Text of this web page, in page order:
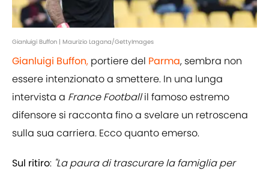
Gianluigi Buffon | Maurizio Lagana/GettyImages
Gianluigi Buffon, portiere del Parma, sembra non
essere intenzionato a smettere. In una lunga
intervista a France Footballil famoso estremo
difensore si racconta fino a svelare un retroscena
sulla sua carriera. Ecco quanto emerso.
Sul ritiro: "La paura di trascurare la famiglia per